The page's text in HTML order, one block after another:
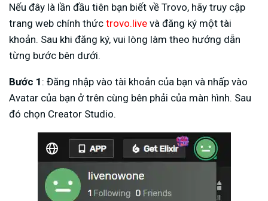
Nếu đây là lần đầu tiên bạn biết về Trovo, hãy truy cập
trang web chính thức trovo.live và đăng ký một tài
khoản. Sau khi đăng ký, vui lòng làm theo hướng dẫn
từng bước bên dưới.
Bước 1 : Đăng nhập vào tài khoản của bạn và nhấp vào
Avatar của bạn ở trên cùng bên phải của màn hình. Sau
đó chọn Creator Studio.